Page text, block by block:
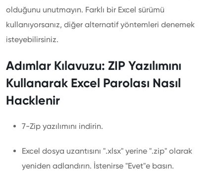
olduğunu unutmayın. Farklı bir Excel sürümü
kullanıyorsanız, diğer alternatif yöntemleri denemek
isteyebilirsiniz.
Adımlar Kılavuzu: ZIP Yazılımını
Kullanarak Excel Parolası Nasıl
Hacklenir
7-Zip yazılımını indirin.
Excel dosya uzantısını ".xlsx" yerine ".zip" olarak
yeniden adlandırın. İstenirse "Evet"e basın.